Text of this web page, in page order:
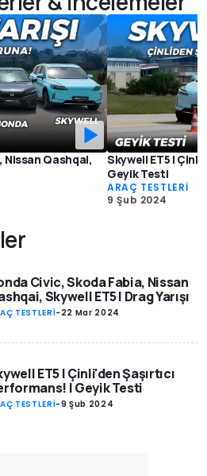
Nissan Qashqai,
Skywell ET5 |
Geyik Testi
ARAÇ TESTLERİ
9 Şub 2024
Civic, Skoda Fabia, Nissan
Skywell ET5 | Drag Yarışı
TESTLERİ- 22 Mar 2024
ET5 | Çinli'den Şaşırtıcı
| Geyik Testi
TESTLERİ-9 Şub 2024